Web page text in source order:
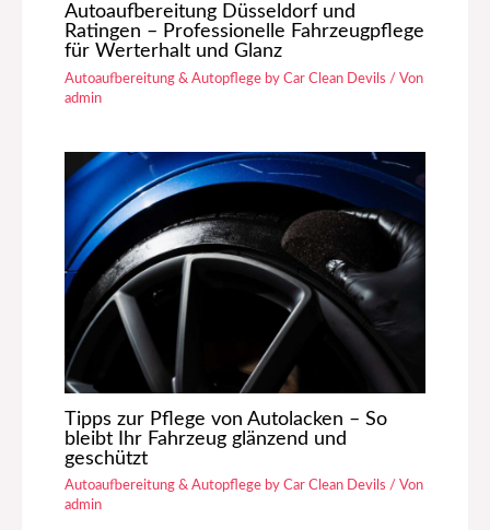
Autoaufbereitung Düsseldorf und
Ratingen – Professionelle Fahrzeugpflege
für Werterhalt und Glanz
Autoaufbereitung & Autopflege by Car Clean Devils / Von
admin
Tipps zur Pflege von Autolacken – So
bleibt Ihr Fahrzeug glänzend und
geschützt
Autoaufbereitung & Autopflege by Car Clean Devils / Von
admin